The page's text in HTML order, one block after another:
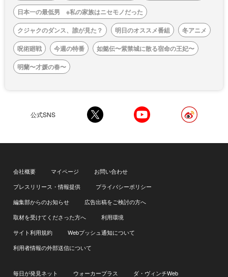
日本一の最低男 ※私の家族はニセモノだった
クジャクのダンス、誰が見た？
明日のオススメ番組
冬アニメ
呪術廻戦
今週の特番
如懿伝〜紫禁城に散る宿命の王妃〜
明蘭〜才媛の春〜
公式SNS
会社概要 マイページ
お問い合わせ
プレスリリース・情報提供
プライバシーポリシー
編集部からのお知らせ
広告出稿をご検討の方へ
取材を受けてくださった方へ
利用環境
サイト利用規約
Webプッシュ通知について
利用者情報の外部送信について
毎日が発見ネット ウォーカープラス ダ・ヴィンチWeb